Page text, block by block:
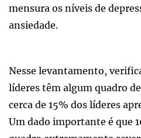
mensura os níveis de
ansiedade.
Nesse levantamento,
líderes têm algum quadro
cerca de 15% dos líderes
Um dado importante é que